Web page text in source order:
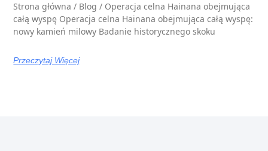
Strona główna / Blog / Operacja celna Hainana obejmująca
całą wyspę Operacja celna Hainana obejmująca całą wyspę:
nowy kamień milowy Badanie historycznego skoku
Przeczytaj Więcej